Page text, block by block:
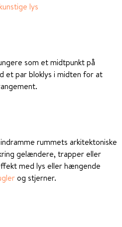
lys
som et midtpunkt på
et par bloklys i midten for at
rummets arkitektoniske
gelændere, trapper eller
med lys eller hængende
og stjerner.